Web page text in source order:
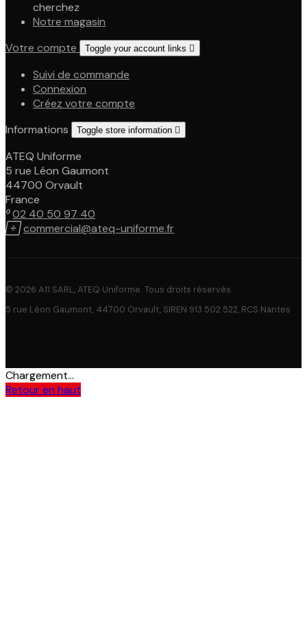
cherchez
Notre magasin
Votre compte
Toggle your account links 
Suivi de commande
Connexion
Créez votre compte
Informations
Toggle store information 
ATEQ Uniforme
5 rue Léon Gaumont
44700 Orvault
France
02 40 50 97 40
commercial@ateq-uniforme.fr
© 2026 A11 SARL, ATEQ Uniforme. Tous droits réservés.
5 rue Léon Gaumont, 44700 Orvault, SIREN 913 502 522, RCS Nantes
Chargement...
Retour en haut